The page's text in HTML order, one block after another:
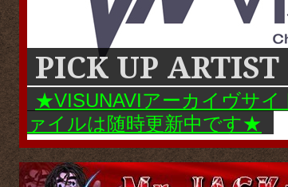
PICK UP ARTIST
★VISUNAVIアーカイヴサ
ァイルは随時更新中です★